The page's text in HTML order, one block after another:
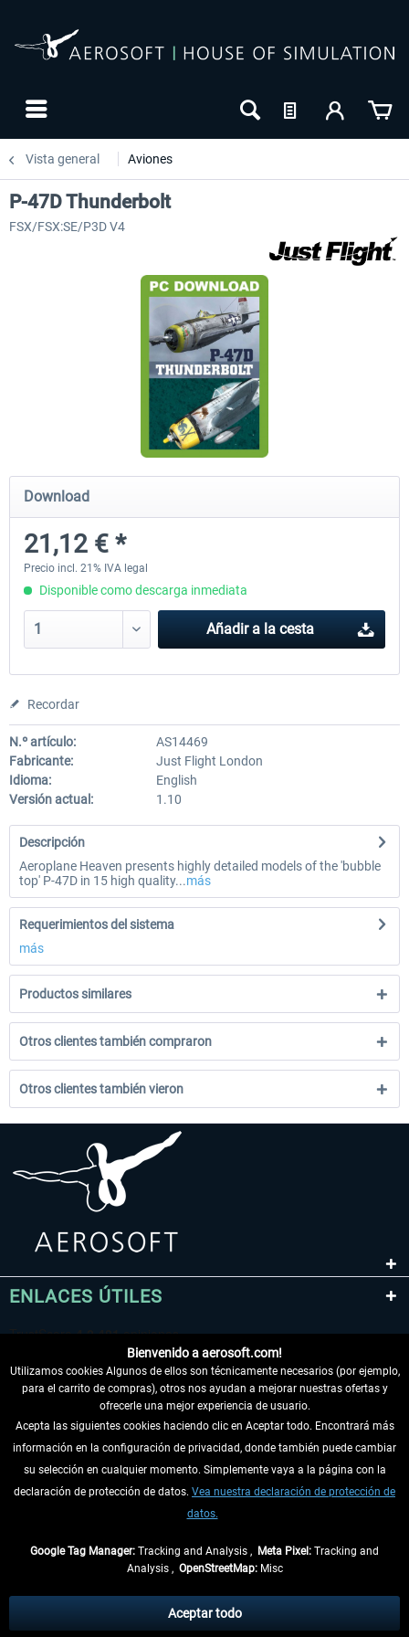
Vista general Aviones
Airbus Bundle
53,21 € *
iFly Jets-The 737NG for
P-47D Thunderbolt
FSX/FSX:SE/P3D V4
Download
21,12 € *
Precio incl. 21% IVA legal
Disponible como descarga inmediata
Añadir a la cesta
Recordar
N.º artículo:
AS14469
Fabricante:
Just Flight London
Idioma:
English
Versión actual:
1.10
Descripción
Aeroplane Heaven presents highly detailed models of the 'bubble
top' P-47D in 15 high quality...más
Requerimientos del sistema
más
Productos similares
Otros clientes también compraron
Otros clientes también vieron
ENLACES ÚTILES
DESISTIR DEL CONTRATO
INFORMACIÓN
tasas de recepción si no se describe lo contrario
** De aplicación a envíos dentro de Alemania. Los plazos de envío para los
Bienvenido a aerosoft.com!
Utilizamos cookies Algunos de ellos son técnicamente necesarios (por ejemplo,
para el carrito de compras), otros nos ayudan a mejorar nuestras ofertas y
ofrecerle una mejor experiencia de usuario.
Acepta las siguientes cookies haciendo clic en Aceptar todo. Encontrará más
información en la configuración de privacidad, donde también puede cambiar
su selección en cualquier momento. Simplemente vaya a la página con la
declaración de protección de datos. Vea nuestra declaración de protección de
datos.
Google Tag Manager: Tracking and Analysis , Meta Pixel: Tracking and
Analysis , OpenStreetMap:Misc
Aceptar todo